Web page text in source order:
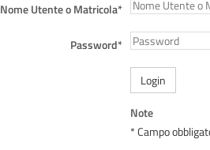
Nome Utente o Matricola*
Password*
Login
Note
* Campo